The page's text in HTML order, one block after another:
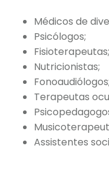
Médicos de
Psicólogos;
Fisioterapeutas;
Nutricionistas;
Fonoaudiólogos;
Terapeutas
Assistentes